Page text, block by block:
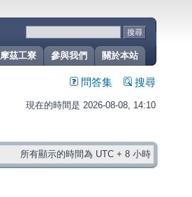
關於本站
參與我們
摩茲工寮
問答集 搜尋
現在的時間是 2026-08-08, 14:10
所有顯示的時間為 UTC + 8 小時